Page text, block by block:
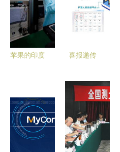
慧出行新篇
章
坝新技术推
广研讨会在
苹果的印度
市场换技术
的深层逻辑
喜报递传
选工信部
2023年老
年用品产品
推广目录，
技术推广服